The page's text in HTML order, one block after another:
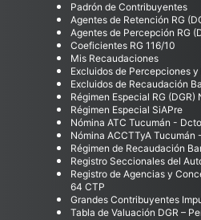
Padrón de Contribuyentes
Agentes de Retención RG
Agentes de Percepción RG
Coeficientes RG 116/10
Mis Recaudaciones
Excluidos de Percepciones
Excluidos de Recaudación
Régimen Especial RG (DGR)
Régimen Especial SiAPre
Nómina ATC Tucumán -
Nómina ACCTTyA
Régimen de Recaudación
Registro Seccionales del
Registro de Agencias y
64 CTP
Grandes Contribuyentes
Tabla de Valuación DGR –